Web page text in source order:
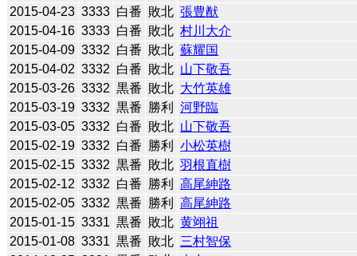
2015-04-23 3333 白番 敗北 張豊猷
2015-04-16 3333 白番 敗北 村川大介
2015-04-09 3332 白番 敗北 蘇耀国
2015-04-02 3332 白番 敗北 山下敬吾
2015-03-26 3332 黒番 敗北 大竹英雄
2015-03-19 3332 黒番 勝利
河野臨
2015-03-05 3332 白番 敗北 山下敬吾
2015-02-19 3332 白番 勝利
小松英樹
2015-02-15 3332 黒番 敗北 羽根直樹
2015-02-12 3332 白番 勝利
高尾紳路
2015-02-05 3332 黒番 勝利
高尾紳路
2015-01-15 3331 黒番 敗北 黄翊祖
2015-01-08 3331 黒番 敗北 三村智保